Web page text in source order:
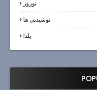
نوروز
نوشیدنی ها
یلدا